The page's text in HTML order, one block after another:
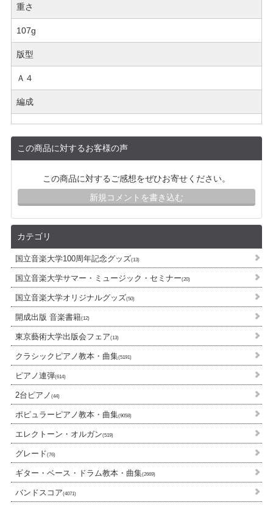
カテゴリ
国立音楽大学100周年記念グッズ(13)
国立音楽大学サマー・ミュージック・セミナー(20)
国立音楽大学オリジナルグッズ(50)
開成出版 音楽書籍(12)
東京藝術大学出版会フェア(13)
クラシックピアノ教本・曲集(5191)
ピアノ連弾(614)
2台ピアノ (44)
ポピュラーピアノ教本・曲集(9058)
エレクトーン・オルガン(519)
グレード(76)
ギター・ベース・ドラム教本・曲集(2669)
バンドスコア(4071)
重さ
107g
版型
Ａ４
編成
この商品に対するお客様の声
この商品に対するご感想をぜひお寄せください。
新規コメントを書き込む